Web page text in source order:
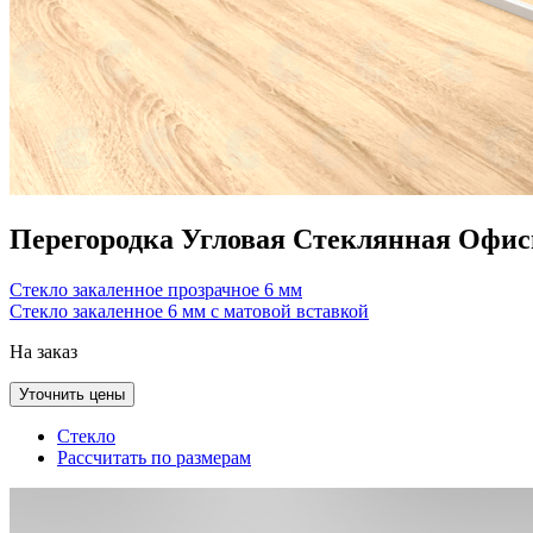
Перегородка Угловая Стеклянная
Стекло закаленное прозрачное 6 мм
Стекло закаленное 6 мм с матовой вставкой
На заказ
Уточнить цены
Стекло
Рассчитать по размерам